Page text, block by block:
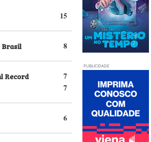
15
8
7
Record
7
6
PUBLICIDADE